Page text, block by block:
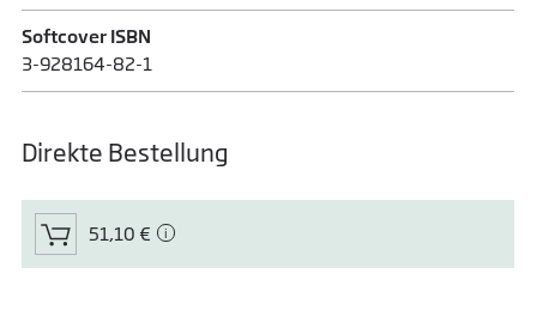
Softcover ISBN
3-928164-82-1
Direkte Bestellung
51,10 €